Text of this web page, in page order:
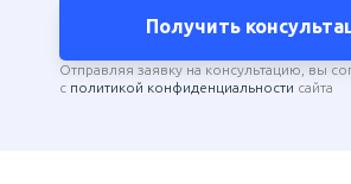
Получить
Отправляя заявку на консультацию, вы
с политикой конфиденциальности сайта